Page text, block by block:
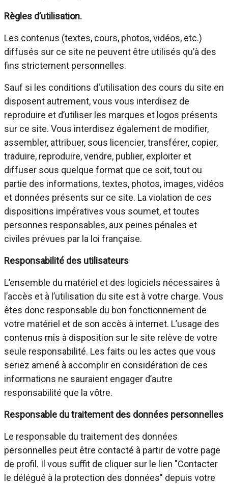
Règles d’utilisation.
Les contenus (textes, cours, photos, vidéos, etc.)
diffusés sur ce site ne peuvent être utilisés qu’à des
fins strictement personnelles.
Sauf si les conditions d'utilisation des cours du site en
disposent autrement, vous vous interdisez de
reproduire et d’utiliser les marques et logos présents
sur ce site. Vous interdisez également de modifier,
assembler, attribuer, sous licencier, transférer, copier,
traduire, reproduire, vendre, publier, exploiter et
diffuser sous quelque format que ce soit, tout ou
partie des informations, textes, photos, images, vidéos
et données présents sur ce site. La violation de ces
dispositions impératives vous soumet, et toutes
personnes responsables, aux peines pénales et
civiles prévues par la loi française.
Responsabilité des utilisateurs
L’ensemble du matériel et des logiciels nécessaires à
l’accès et à l’utilisation du site est à votre charge. Vous
êtes donc responsable du bon fonctionnement de
votre matériel et de son accès à internet. L’usage des
contenus mis à disposition sur le site relève de votre
seule responsabilité. Les faits ou les actes que vous
seriez amené à accomplir en considération de ces
informations ne sauraient engager d’autre
responsabilité que la vôtre.
Responsable du traitement des données personnelles
Le responsable du traitement des données
personnelles peut être contacté à partir de votre page
de profil. Il vous suffit de cliquer sur le lien "Contacter
le délégué à la protection des données" depuis votre